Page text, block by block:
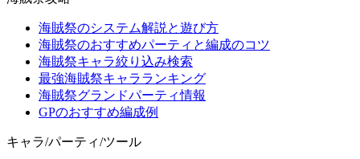
海賊祭のシステム解説と遊び方
海賊祭のおすすめパーティと編成のコツ
海賊祭キャラ絞り込み検索
最強海賊祭キャラランキング
海賊祭グランドパーティ情報
GPのおすすめ編成例
キャラ/パーティ/ツール